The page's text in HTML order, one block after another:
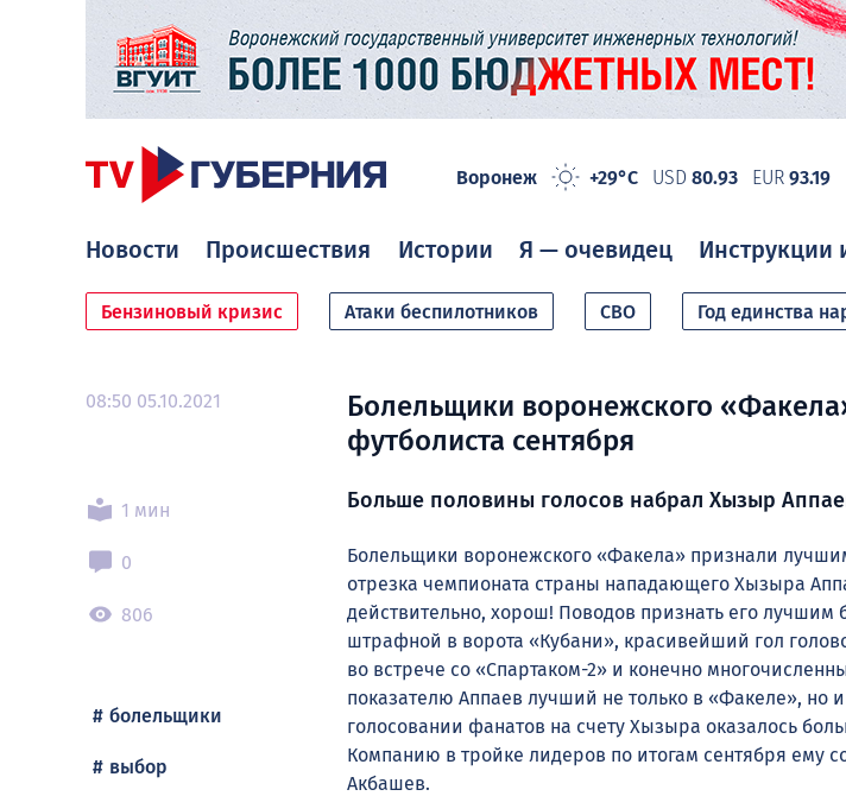
Воронеж +29°C USD 80.93 EUR 93.19
Новости Происшествия Истории Я — очевидец Инструкции
Бензиновый кризис Атаки беспилотников СВО Год единства
08:50 05.10.2021
1 мин
0
806
болельщики
выбор
Болельщики воронежского
футболиста сентября
Больше половины голосов набрал Хызыр
Болельщики воронежского «Факела» признали
отрезка чемпионата страны нападающего Хызыра
действительно, хорош! Поводов признать его
штрафной в ворота «Кубани», красивейший гол
во встрече со «Спартаком-2» и конечно
показателю Аппаев лучший не только в «Факеле», но
голосовании фанатов на счету Хызыра оказалось
Компанию в тройке лидеров по итогам сентября ему
Акбашев.